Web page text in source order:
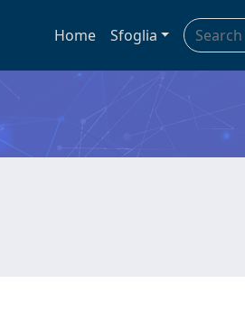
Home Sfoglia